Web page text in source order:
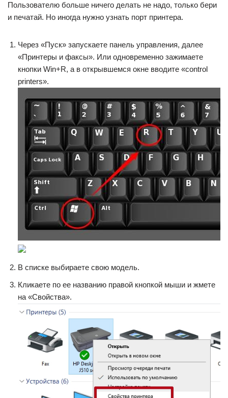
Пользователю больше ничего делать не надо, только бери
и печатай. Но иногда нужно узнать порт принтера.
Через «Пуск» запускаете панель управления, далее
«Принтеры и факсы». Или одновременно зажимаете
кнопки Win+R, а в открывшемся окне вводите «control
printers».
В списке выбираете свою модель.
Кликаете по ее названию правой кнопкой мыши и жмете
на «Свойства».